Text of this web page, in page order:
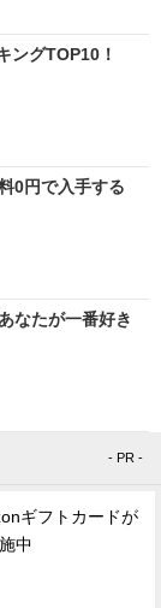
ングTOP10！
0円で入手する
なたが一番好き
- PR -
ギフトカードが
中